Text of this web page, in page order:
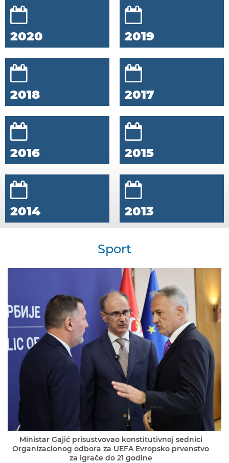
2020 2019
2018 2017
2016 2015
2014 2013
Sport
Ministar Gajić prisustvovao konstitutivnoj sednici
Organizacionog odbora za UEFA Evropsko prvenstvo
za igrače do 21 godine